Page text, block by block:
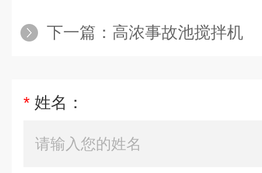
下一篇： 高浓事故池搅拌机
* 姓名：